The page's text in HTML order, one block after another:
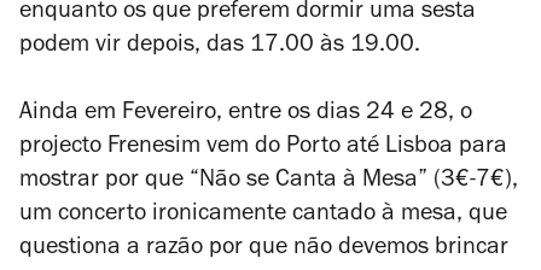
enquanto os que preferem dormir uma sesta
podem vir depois, das 17.00 às 19.00.
Ainda em Fevereiro, entre os dias 24 e 28, o
projecto Frenesim vem do Porto até Lisboa para
mostrar por que “Não se Canta à Mesa” (3€-7€),
um concerto ironicamente cantado à mesa, que
questiona a razão por que não devemos brincar